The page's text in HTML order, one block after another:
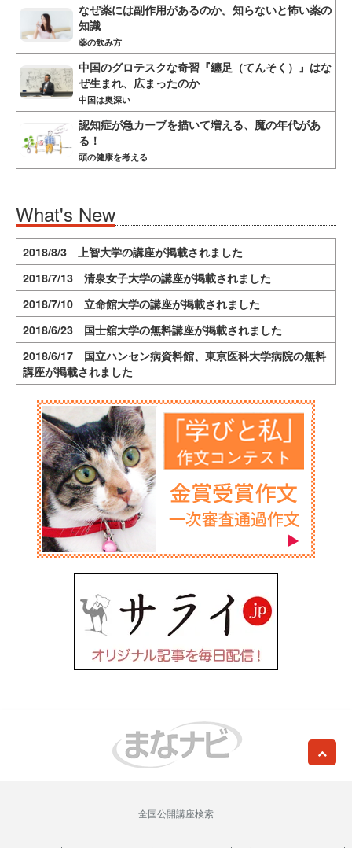
なぜ薬には副作用があるのか。知らないと怖い薬の
知識
薬の飲み方
中国のグロテスクな奇習『纏足（てんそく）』はな
ぜ生まれ、広まったのか
中国は奥深い
認知症が急カーブを描いて増える、魔の年代があ
る！
頭の健康を考える
What's New
2018/8/3 上智大学の講座が掲載されました
2018/7/13 清泉女子大学の講座が掲載されました
2018/7/10 立命館大学の講座が掲載されました
2018/6/23 国士舘大学の無料講座が掲載されました
2018/6/17 国立ハンセン病資料館、東京医科大学病院の無料
講座が掲載されました
全国公開講座検索